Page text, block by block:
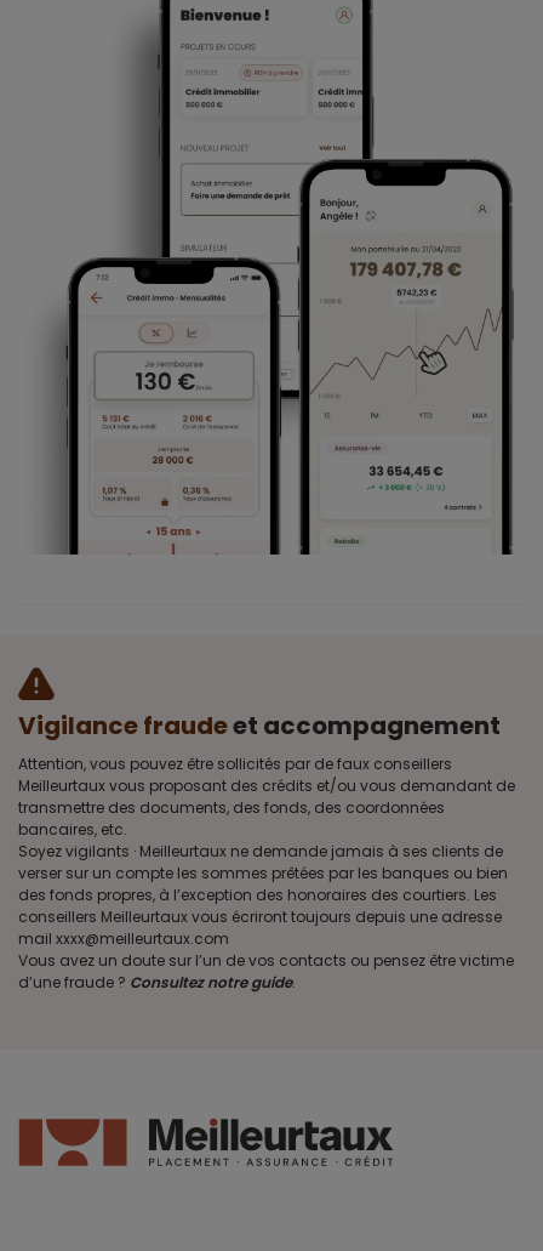
Vigilance fraudeet accompagnement
Attention, vous pouvez être sollicités par de faux conseillers
Meilleurtaux vous proposant des crédits et/ou vous demandant de
transmettre des documents, des fonds, des coordonnées
bancaires, etc.
Soyez vigilants · Meilleurtaux ne demande jamais à ses clients de
verser sur un compte les sommes prêtées par les banques ou bien
des fonds propres, à l’exception des honoraires des courtiers. Les
conseillers Meilleurtaux vous écriront toujours depuis une adresse
mail xxxx@meilleurtaux.com
Vous avez un doute sur l’un de vos contacts ou pensez être victime
d’une fraude ? Consultez notre guide.